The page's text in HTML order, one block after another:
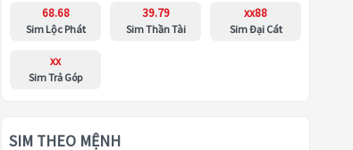
68.68
Sim Lộc Phát
39.79
Sim Thần Tài
xx88
Sim Đại Cát
xx
Sim Trả Góp
SIM THEO MỆNH